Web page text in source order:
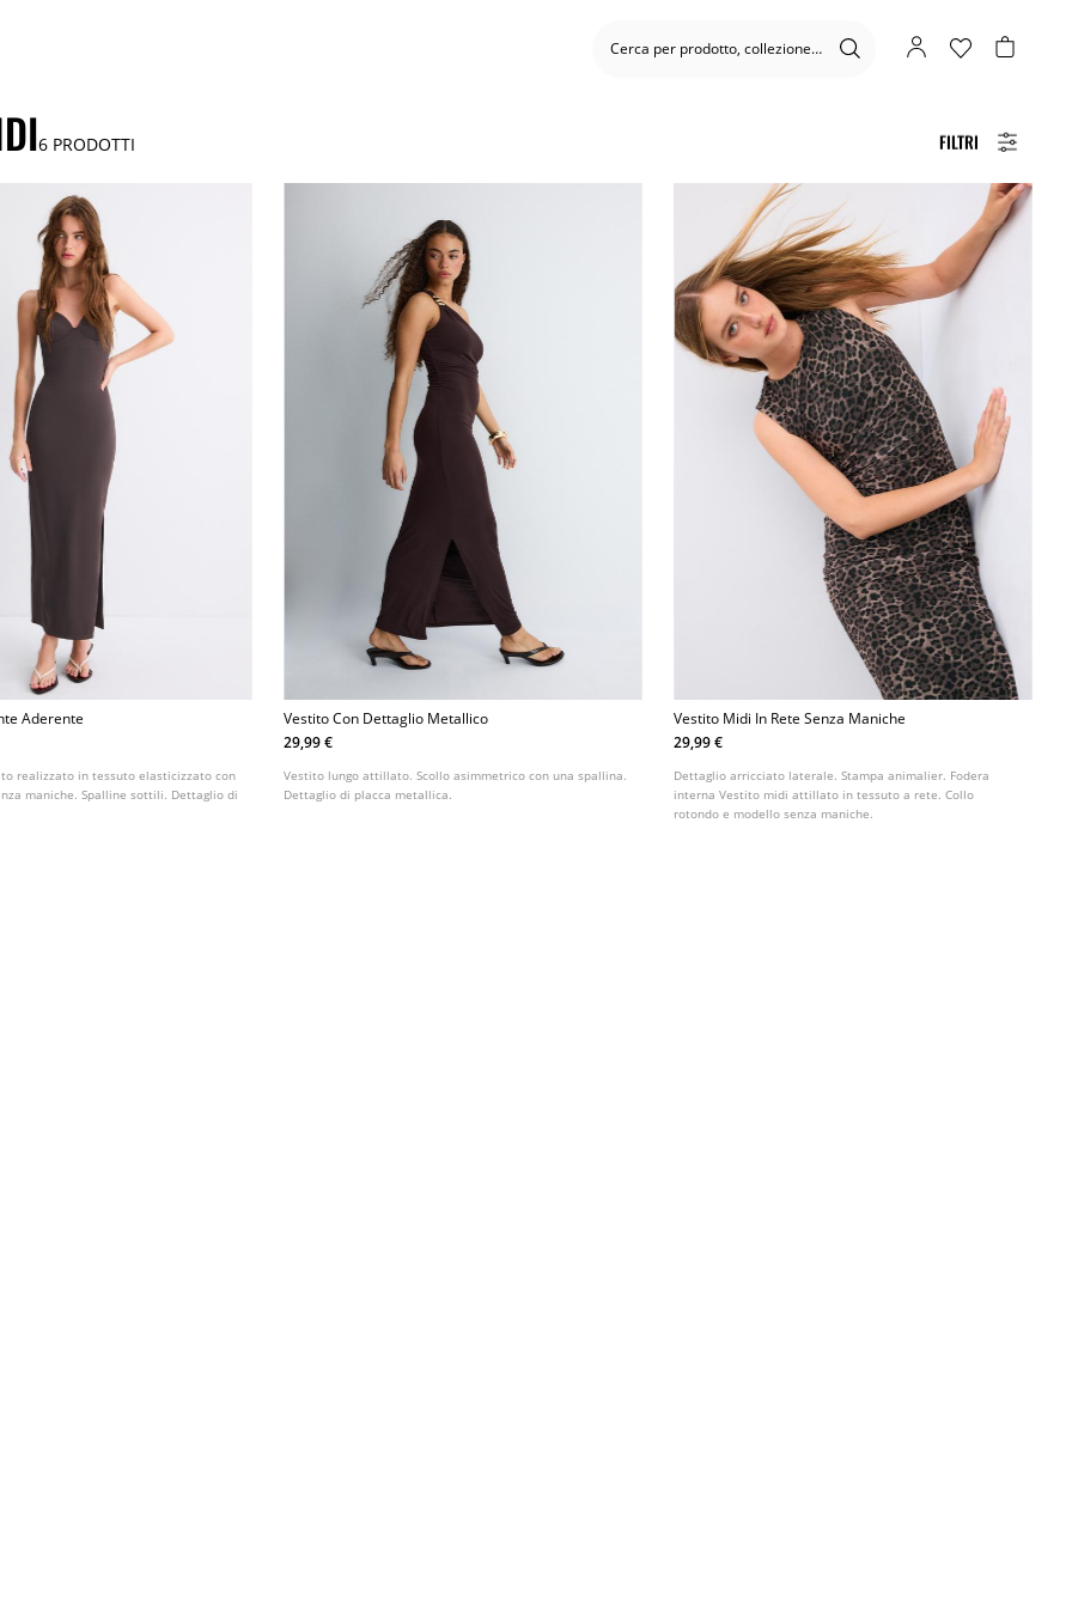
FILTRI
6 PRODOTTI
Aderente
realizzato in tessuto elasticizzato con
maniche. Spalline sottili. Dettaglio di
Vestito Con Dettaglio Metallico
29,99 €
Vestito lungo attillato. Scollo asimmetrico con una spallina.
Dettaglio di placca metallica.
Vestito Midi In Rete Senza Maniche
29,99 €
Dettaglio arricciato laterale. Stampa animalier. Fodera
interna Vestito midi attillato in tessuto a rete. Collo
rotondo e modello senza maniche.